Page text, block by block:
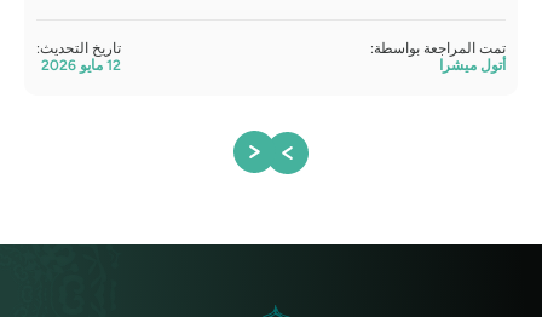
تمت المراجعة بواسطة:
أتول ميشرا
تاريخ التحديث:
12 مايو 2026